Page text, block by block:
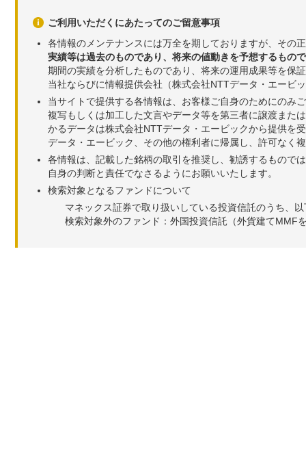
ご利用いただくにあたってのご留意事項
各情報のメンテナンスには万全を期しておりますが、その
実績等は過去のものであり、将来の値動きを予想するもの
期間の実績を分析したものであり、将来の運用成果等を保
当社ならびに情報提供会社（株式会社NTTデータ・エービ
当サイトで提供する各情報は、お客様ご自身のためにのみ
複写もしくは加工した文言やデータ等を第三者に譲渡また
かるデータは株式会社NTTデータ・エービックから提供を
データ・エービック、その他の権利者に帰属し、許可なく
各情報は、記載した銘柄の取引を推奨し、勧誘するもので
自身の判断と責任でなさるようにお願いいたします。
検索対象となるファンドについて
マネックス証券で取り扱いしている投資信託のうち、
検索対象外のファンド：外国投資信託（外貨建てMMF